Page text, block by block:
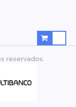
reservados.